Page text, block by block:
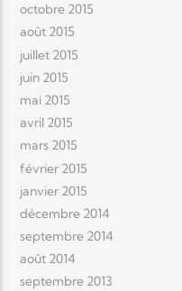
octobre 2015
août 2015
juillet 2015
juin 2015
mai 2015
avril 2015
mars 2015
février 2015
janvier 2015
décembre 2014
septembre 2014
août 2014
septembre 2013